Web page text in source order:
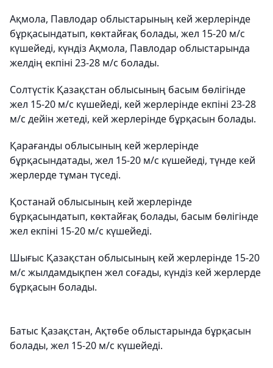
Ақмола, Павлодар облыстарының кей жерлерінде
бұрқасындатып, көктайғақ болады, жел 15-20 м/с
күшейеді, күндіз Ақмола, Павлодар облыстарында
желдің екпіні 23-28 м/с болады.
Солтүстік Қазақстан облысының басым бөлігінде
жел 15-20 м/с күшейеді, кей жерлерінде екпіні 23-28
м/с дейін жетеді, кей жерлерінде бұрқасын болады.
Қарағанды облысының кей жерлерінде
бұрқасындатады, жел 15-20 м/с күшейеді, түнде кей
жерлерде тұман түседі.
Қостанай облысының кей жерлерінде
бұрқасындатып, көктайғақ болады, басым бөлігінде
жел екпіні 15-20 м/с күшейеді.
Шығыс Қазақстан облысының кей жерлерінде 15-20
м/с жылдамдықпен жел соғады, күндіз кей жерлерде
бұрқасын болады.
Батыс Қазақстан, Ақтөбе облыстарында бұрқасын
болады, жел 15-20 м/с күшейеді.